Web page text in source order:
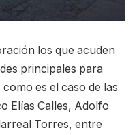
los que acuden
principales para
es el caso de las
Elías Calles, Adolfo
Torres, entre